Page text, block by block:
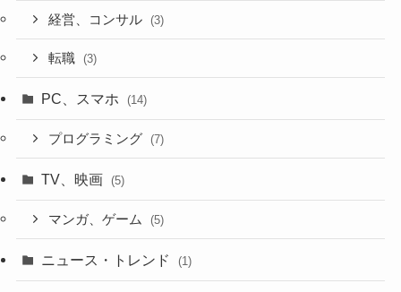
経営、コンサル (3)
転職 (3)
PC、スマホ (14)
プログラミング (7)
TV、映画 (5)
マンガ、ゲーム (5)
ニュース・トレンド (1)